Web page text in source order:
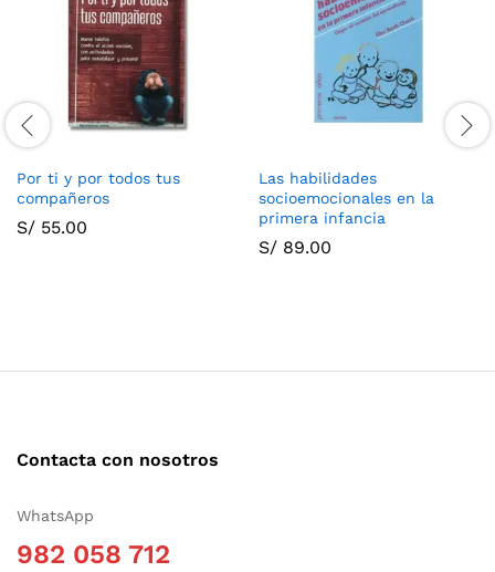
Por ti y por todos tus
compañeros
S/ 55.00
Las habilidades
socioemocionales en la
primera infancia
S/ 89.00
Contacta con nosotros
WhatsApp
982 058 712